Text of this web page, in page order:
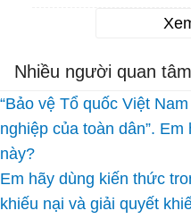
Nhiều người quan tâm
“Bảo vệ Tổ quốc Việt
nghiệp của toàn dân”.
này?
Em hãy dùng kiến thức
khiếu nại và giải quyết